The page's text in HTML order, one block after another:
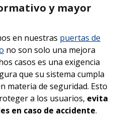
y mayor
en nuestras puertas de
no son solo una mejora
casos es una exigencia
que su sistema cumpla
materia de seguridad. Esto
a los usuarios, evita
en caso de accidente.